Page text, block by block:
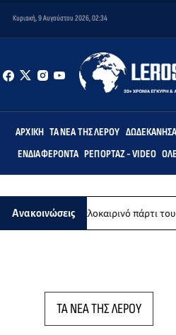
Κυριακή, 9 Αυγούστου 2026, 02:34
ΑΡΧΙΚΉ ΤΑ ΝΈΑ ΤΗΣ ΛΈΡΟΥ
ΕΝΔΙΑΦΈΡΟΝΤΑ ΡΕΠΟΡΤΆΖ - VIDEO
Ανακοινώσεις
το καλοκαιρινό πάρτι του
ΤΑ ΝΕΑ ΤΗΣ ΛΕΡΟΥ